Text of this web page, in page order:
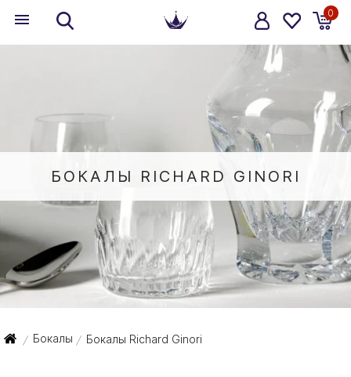
0
БОКАЛЫ RICHARD GINORI
/ Бокалы / Бокалы Richard Ginori